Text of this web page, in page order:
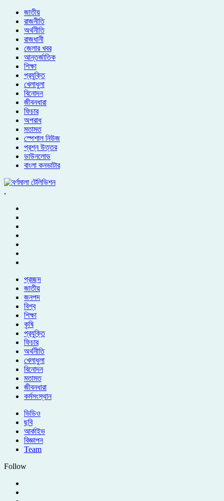
জাতীয়
রাজনীতি
অর্থনীতি
রাজধানী
জেলার খবর
আন্তর্জাতিক
শিক্ষা
প্রযুক্তি
খেলাধুলা
বিনোদন
জীবনধারা
ফিচার
অপরাধ
মতামত
স্পেশাল নিউজ
প্রশ্ন উত্তর
ডাউনলোড
বাংলা কনভাটার
,
প্রচ্ছদ
জাতীয়
জনপদ
বিশ্ব
শিক্ষা
কৃষি
প্রযুক্তি
ফিচার
অর্থনীতি
খেলাধুলা
বিনোদন
মতামত
জীবনধারা
কর্মসংস্থান
ভিডিও
ছবি
আর্কাইভ
বিজ্ঞাপন
Team
Follow